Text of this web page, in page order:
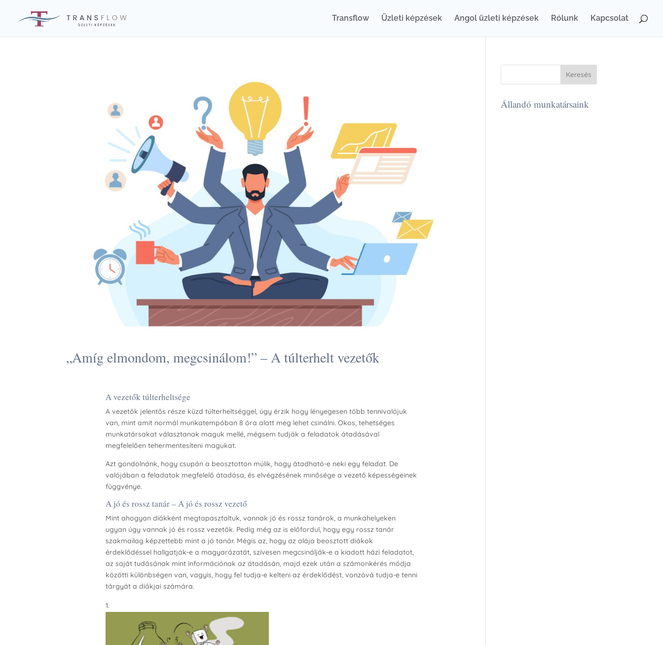
Transflow Üzleti képzések Angol üzleti képzések Rólunk Kapcsolat
„Amíg elmondom, megcsinálom!” – A túlterhelt vezetők
A vezetők túlterheltsége
A vezetők jelentős része küzd túlterheltséggel, úgy érzik hogy lényegesen több tennivalójuk
van, mint amit normál munkatempóban 8 óra alatt meg lehet csinálni. Okos, tehetséges
munkatársakat választanak maguk mellé, mégsem tudják a feladatok átadásával
megfelelően tehermentesíteni magukat.
Azt gondolnánk, hogy csupán a beosztotton múlik, hogy átadható-e neki egy feladat. De
valójában a feladatok megfelelő átadása, és elvégzésének minősége a vezető képességeinek
függvénye.
A jó és rossz tanár – A jó és rossz vezető
Mint ahogyan diákként megtapasztaltuk, vannak jó és rossz tanárok, a munkahelyeken
ugyan úgy vannak jó és rossz vezetők. Pedig még az is előfordul, hogy egy rossz tanár
szakmailag képzettebb mint a jó tanár. Mégis az, hogy az alája beosztott diákok
érdeklődéssel hallgatják-e a magyarázatát, szívesen megcsinálják-e a kiadott házi feladatot,
az saját tudásának mint információnak az átadásán, majd ezek után a számonkérés módja
közötti különbségen van, vagyis, hogy fel tudja-e kelteni az érdeklődést, vonzóvá tudja-e tenni
tárgyát a diákjai számára.
Állandó munkatársaink